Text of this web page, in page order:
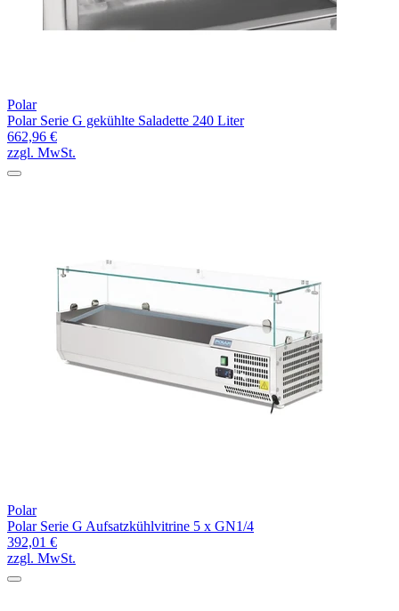
Polar
Polar Serie G gekühlte Saladette 240 Liter
662,96 €
zzgl. MwSt.
Polar
Polar Serie G Aufsatzkühlvitrine 5 x GN1/4
392,01 €
zzgl. MwSt.